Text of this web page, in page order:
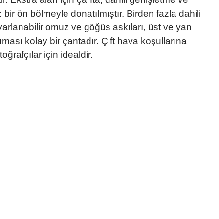
ön bölmeyle donatılmıştır. Birden fazla dahili
omuz ve göğüs askıları, üst ve yan
kolay bir çantadır. Çift hava koşullarına
için idealdir.